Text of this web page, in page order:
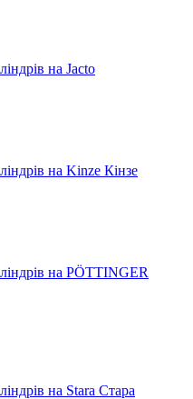
на Jacto
на Kinze Кінзе
на PÖTTINGER
на Stara Стара